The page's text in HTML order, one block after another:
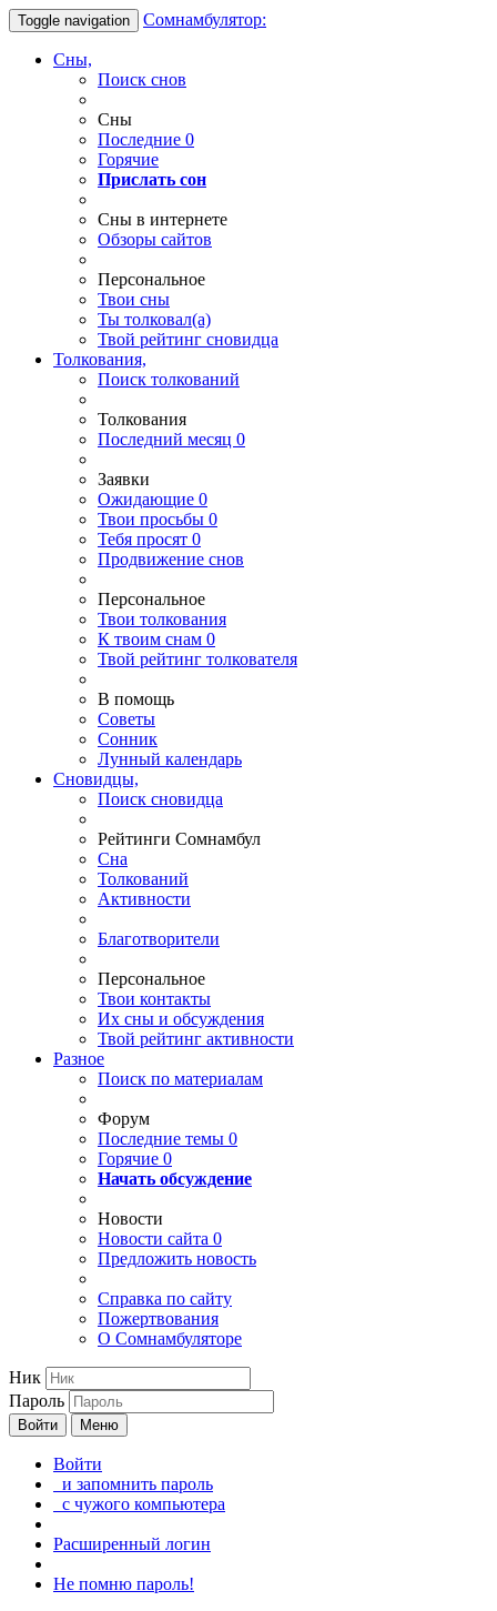
Toggle navigation Сомнамбулятор:
Сны,
Поиск снов
Сны
Последние 0
Горячие
Прислать сон
Сны в интернете
Обзоры сайтов
Персональное
Твои сны
Ты толковал(а)
Твой рейтинг сновидца
Толкования,
Поиск толкований
Толкования
Последний месяц 0
Заявки
Ожидающие 0
Твои просьбы 0
Тебя просят 0
Продвижение снов
Персональное
Твои толкования
К твоим снам 0
Твой рейтинг толкователя
В помощь
Советы
Сонник
Лунный календарь
Сновидцы,
Поиск сновидца
Рейтинги Сомнамбул
Сна
Толкований
Активности
Благотворители
Персональное
Твои контакты
Их сны и обсуждения
Твой рейтинг активности
Разное
Поиск по материалам
Форум
Последние темы 0
Горячие 0
Начать обсуждение
Новости
Новости сайта 0
Предложить новость
Справка по сайту
Пожертвования
О Сомнамбуляторе
Ник
Пароль
Войти Меню
Войти
и запомнить пароль
с чужого компьютера
Расширенный логин
Не помню пароль!